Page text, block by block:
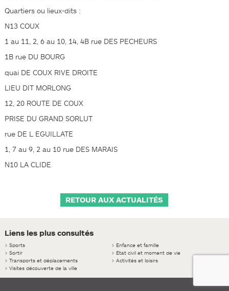
Quartiers ou lieux-dits :
N13 COUX
1 au 11, 2, 6 au 10, 14, 4B rue DES PECHEURS
1B rue DU BOURG
quai DE COUX RIVE DROITE
LIEU DIT MORLONG
12, 20 ROUTE DE COUX
PRISE DU GRAND SORLUT
rue DE L EGUILLATE
1, 7 au 9, 2 au 10 rue DES MARAIS
N10 LA CLIDE
RETOUR AUX ACTUALITÉS
Liens les plus consultés
> Sports > Enfance et famille
> Sortir > Etat civil et moment de vie
> Transports et déplacements >Activités et loisirs
> Visites découverte de la ville